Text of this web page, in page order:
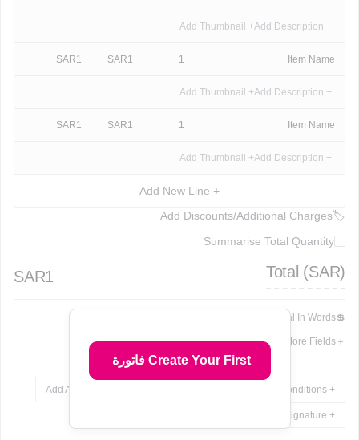
Create Your First فاتورة
+ Add Description
+ Add Thumbnail
Item Name
1
SAR1
SAR1
+ Add Description
+ Add Thumbnail
Item Name
1
SAR1
SAR1
+ Add Description
+ Add Thumbnail
+ Add New Line
🏷
Add Discounts/Additional Charges
Summarise Total Quantity
Total (SAR)
SAR1
💲
Show Total In Words
＋
Add More Fields
+ Add Terms & Conditions
+ Add Signature